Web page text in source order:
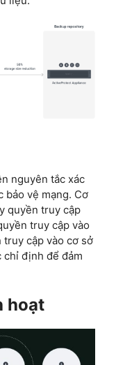
nguyên tắc xác
bảo vệ mạng. Cơ
quyền truy cập
truy cập vào
cập vào cơ sở
chỉ định để đảm
hoạt